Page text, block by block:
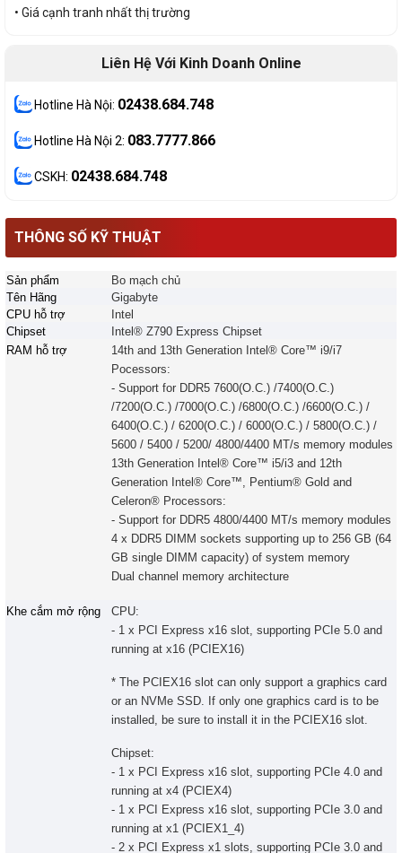
• Giá cạnh tranh nhất thị trường
Liên Hệ Với Kinh Doanh Online
Hotline Hà Nội: 02438.684.748
Hotline Hà Nội 2: 083.7777.866
CSKH: 02438.684.748
THÔNG SỐ KỸ THUẬT
Sản phẩm
Bo mạch chủ
Tên Hãng
Gigabyte
CPU hỗ trợ
Intel
Chipset
Intel® Z790 Express Chipset
RAM hỗ trợ
14th and 13th Generation Intel® Core™ i9/i7
Pocessors:
- Support for DDR5 7600(O.C.) /7400(O.C.)
/7200(O.C.) /7000(O.C.) /6800(O.C.) /6600(O.C.) /
6400(O.C.) / 6200(O.C.) / 6000(O.C.) / 5800(O.C.) /
5600 / 5400 / 5200/ 4800/4400 MT/s memory modules
13th Generation Intel® Core™ i5/i3 and 12th
Generation Intel® Core™, Pentium® Gold and
Celeron® Processors:
- Support for DDR5 4800/4400 MT/s memory modules
4 x DDR5 DIMM sockets supporting up to 256 GB (64
GB single DIMM capacity) of system memory
Dual channel memory architecture
Khe cắm mở rộng
CPU:
- 1 x PCI Express x16 slot, supporting PCIe 5.0 and
running at x16 (PCIEX16)
* The PCIEX16 slot can only support a graphics card
or an NVMe SSD. If only one graphics card is to be
installed, be sure to install it in the PCIEX16 slot.
Chipset:
- 1 x PCI Express x16 slot, supporting PCIe 4.0 and
running at x4 (PCIEX4)
- 1 x PCI Express x16 slot, supporting PCIe 3.0 and
running at x1 (PCIEX1_4)
- 2 x PCI Express x1 slots, supporting PCIe 3.0 and